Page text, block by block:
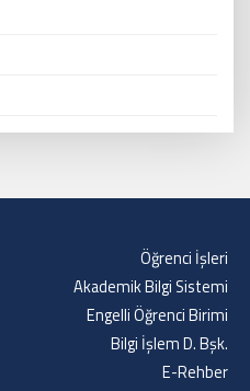
Öğrenci İşleri
Akademik Bilgi Sistemi
Engelli Öğrenci Birimi
Bilgi İşlem D. Bşk.
E-Rehber